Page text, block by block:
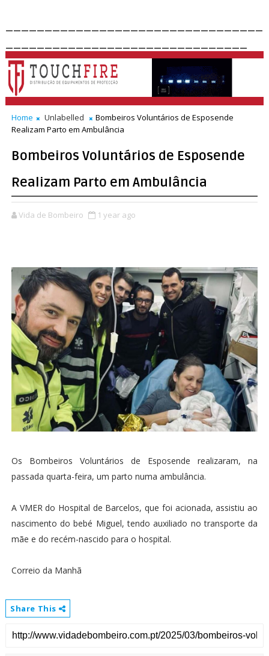
Home Unlabelled
Bombeiros Voluntários de Esposende
Realizam Parto em Ambulância
Bombeiros Voluntários de Esposende
Realizam Parto em Ambulância
Vida de Bombeiro 1 year ago
Os Bombeiros Voluntários de Esposende realizaram, na
passada quarta-feira, um parto numa ambulância.
A VMER do Hospital de Barcelos, que foi acionada, assistiu ao
nascimento do bebé Miguel, tendo auxiliado no transporte da
mãe e do recém-nascido para o hospital.
Correio da Manhã
Share This